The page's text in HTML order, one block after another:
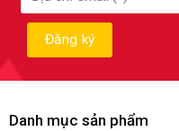
Danh mục sản phẩm